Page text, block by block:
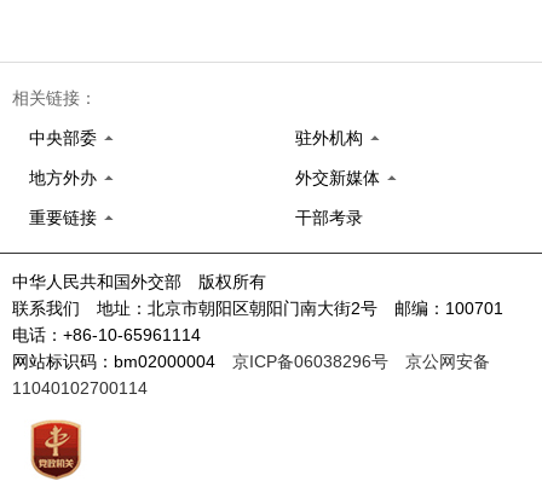
相关链接：
中央部委 驻外机构
地方外办 外交新媒体
重要链接 干部考录
中华人民共和国外交部 版权所有
联系我们 地址：北京市朝阳区朝阳门南大街2号 邮编：100701
电话：+86-10-65961114
网站标识码：bm02000004 京ICP备06038296号
京公网安备
11040102700114